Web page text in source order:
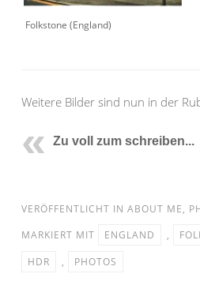
Folkstone (England)
Weitere Bilder sind nun in der
Zu voll zum schreiben...
VERÖFFENTLICHT IN ABOUT ME,
MARKIERT MIT
ENGLAND ,
HDR
, PHOTOS